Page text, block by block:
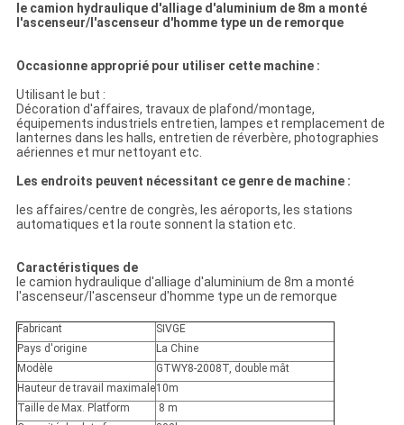
le camion hydraulique d'alliage d'aluminium de 8m a monté
l'ascenseur/l'ascenseur d'homme type un de remorque
Occasionne approprié pour utiliser cette machine :
Utilisant le but :
Décoration d'affaires, travaux de plafond/montage,
équipements industriels entretien, lampes et remplacement de
lanternes dans les halls, entretien de réverbère, photographies
aériennes et mur nettoyant etc.
Les endroits peuvent nécessitant ce genre de machine :
les affaires/centre de congrès, les aéroports, les stations
automatiques et la route sonnent la station etc.
Caractéristiques de
le camion hydraulique d'alliage d'aluminium de 8m a monté
l'ascenseur/l'ascenseur d'homme type un de remorque
Fabricant
SIVGE
Pays d'origine
La Chine
Modèle
GTWY8-2008T, double mât
Hauteur de travail maximale10m
Taille de Max. Platform
8 m